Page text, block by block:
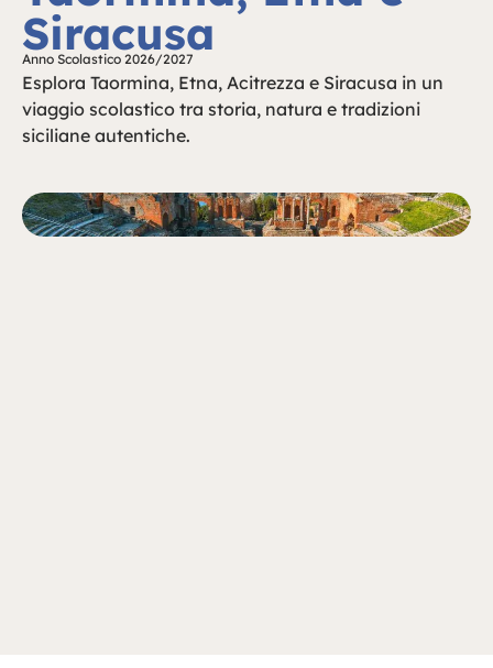
Siracusa
Anno Scolastico 2026/2027
Esplora Taormina, Etna, Acitrezza e Siracusa in un
viaggio scolastico tra storia, natura e tradizioni
siciliane autentiche.